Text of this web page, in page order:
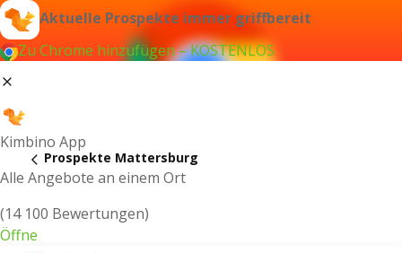
Aktuelle Prospekte immer griffbereit
Zu Chrome hinzufügen – KOSTENLOS
Kimbino App
Alle Angebote an einem Ort
(14 100 Bewertungen)
Öffne
Prospekte Mattersburg